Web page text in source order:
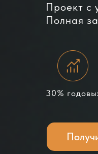
Проект с
Полная
30%